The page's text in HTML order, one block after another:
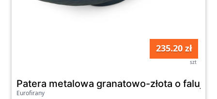
235.20 zł
szt
Patera metalowa granatowo-złota o
Eurofirany